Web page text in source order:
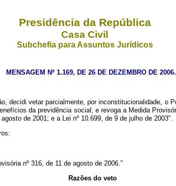
Presidência da República
Casa Civil
Subchefia para Assuntos Jurídicos
MENSAGEM Nº 1.169, DE 26 DE DEZEMBRO DE 2006.
decidi vetar parcialmente, por inconstitucionalidade, o
da previdência social; e revoga a Medida
de 2001; e a Lei nº 10.699, de 9 de julho de 2003”.
nº 316, de 11 de agosto de 2006.”
Razões do veto